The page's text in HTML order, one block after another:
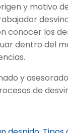
y motivo
conocer los
dentro del
y
de